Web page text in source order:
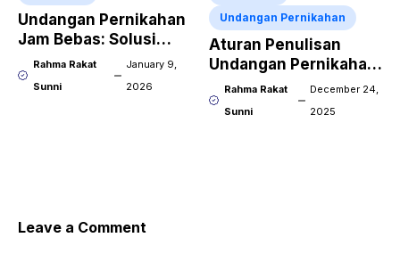
Undangan Pernikahan
Jam Bebas: Solusi
Resepsi Lebih Intim!
Rahma Rakat
Sunni
January 9,
2026
Undangan Pernikahan
Aturan Penulisan
Undangan Pernikahan
Dengan Gelar
Rahma Rakat
Sunni
December 24,
2025
Leave a Comment